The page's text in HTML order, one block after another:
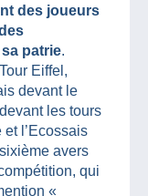
des joueurs
patrie.
Eiffel,
devant le
les tours
l’Ecossais
avers
qui
«